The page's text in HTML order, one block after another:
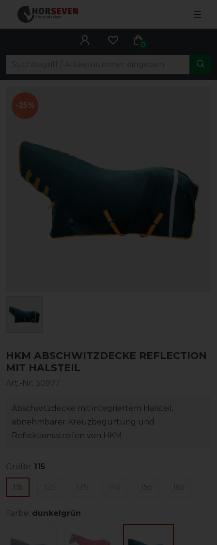
☰
0
-25%
HKM ABSCHWITZDECKE REFLECTION
MIT HALSTEIL
Art.-Nr: 30977
Abschwitzdecke mit integriertem Halsteil,
abnehmbarer Kreuzbegurtung und
Reflektionsstreifen von HKM
Größe: 115
115
Farbe: dunkelgrün